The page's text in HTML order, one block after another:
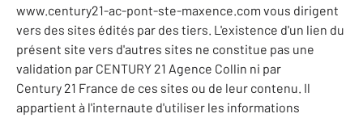
www.century21-ac-pont-ste-maxence.com vous dirigent
vers des sites édités par des tiers. L'existence d'un lien du
présent site vers d'autres sites ne constitue pas une
validation par CENTURY 21 Agence Collin ni par
Century 21 France de ces sites ou de leur contenu. Il
appartient à l'internaute d'utiliser les informations